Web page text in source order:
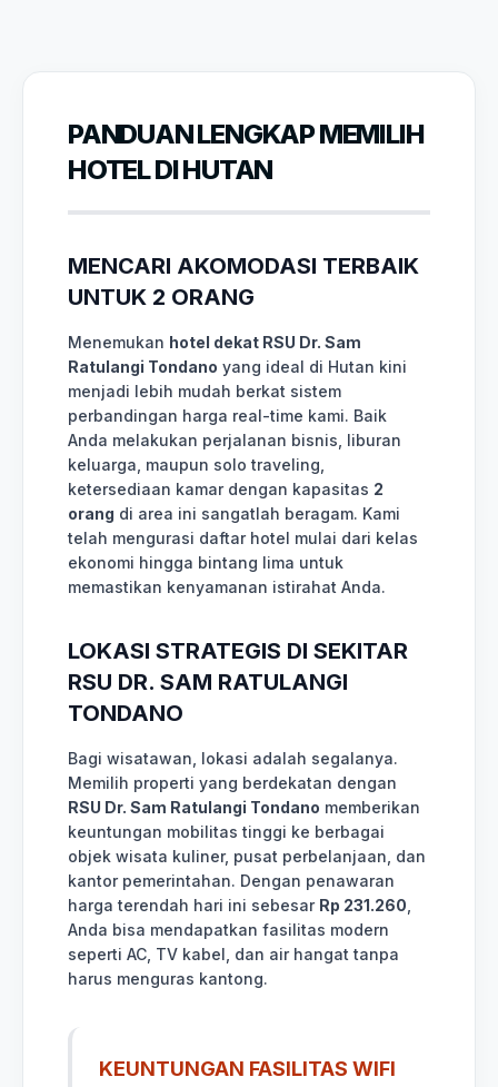
PANDUAN LENGKAP MEMILIH
HOTEL DI HUTAN
MENCARI AKOMODASI TERBAIK
UNTUK 2 ORANG
Menemukan hotel dekat RSU Dr. Sam
Ratulangi Tondano yang ideal di Hutan kini
menjadi lebih mudah berkat sistem
perbandingan harga real-time kami. Baik
Anda melakukan perjalanan bisnis, liburan
keluarga, maupun solo traveling,
ketersediaan kamar dengan kapasitas 2
orang di area ini sangatlah beragam. Kami
telah mengurasi daftar hotel mulai dari kelas
ekonomi hingga bintang lima untuk
memastikan kenyamanan istirahat Anda.
LOKASI STRATEGIS DI SEKITAR
RSU DR. SAM RATULANGI
TONDANO
Bagi wisatawan, lokasi adalah segalanya.
Memilih properti yang berdekatan dengan
RSU Dr. Sam Ratulangi Tondano memberikan
keuntungan mobilitas tinggi ke berbagai
objek wisata kuliner, pusat perbelanjaan, dan
kantor pemerintahan. Dengan penawaran
harga terendah hari ini sebesar Rp 231.260
Anda bisa mendapatkan fasilitas modern
seperti AC, TV kabel, dan air hangat tanpa
harus menguras kantong.
KEUNTUNGAN FASILITAS WIFI